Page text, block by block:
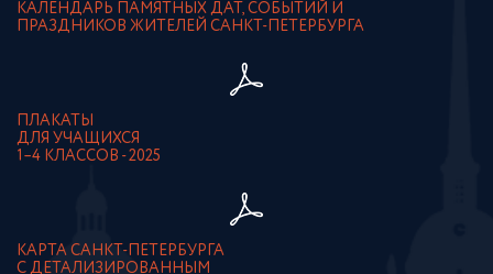
КАЛЕНДАРЬ ПАМЯТНЫХ ДАТ, СОБЫТИЙ И
ПРАЗДНИКОВ ЖИТЕЛЕЙ САНКТ-ПЕТЕРБУРГА
ПЛАКАТЫ
ДЛЯ УЧАЩИХСЯ
1–4 КЛАССОВ - 2025
КАРТА САНКТ-ПЕТЕРБУРГА
С ДЕТАЛИЗИРОВАННЫМ